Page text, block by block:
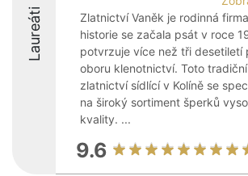
Laureáti
Zlatnictví Vaněk je rodinná
historie se začala psát v roce
potvrzuje více než tři desetiletí
oboru klenotnictví. Toto tradiční
zlatnictví sídlící v Kolíně se
na široký sortiment šperků
kvality. ...
9.6